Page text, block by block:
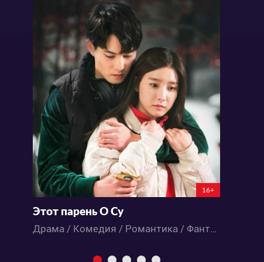
16+
Этот парень О Су
Драма / Комедия / Романтика / Фантастика / Дорамы